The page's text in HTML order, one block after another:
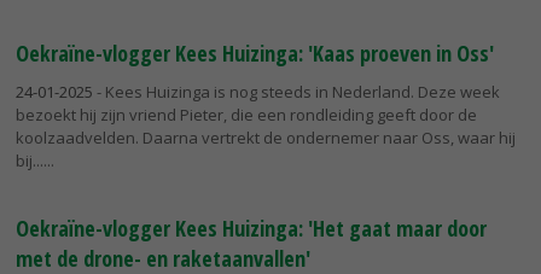
Oekraïne-vlogger Kees Huizinga: 'Kaas proeven in Oss'
24-01-2025 - Kees Huizinga is nog steeds in Nederland. Deze week
bezoekt hij zijn vriend Pieter, die een rondleiding geeft door de
koolzaadvelden. Daarna vertrekt de ondernemer naar Oss, waar hij
bij...
Oekraïne-vlogger Kees Huizinga: 'Het gaat maar door
met de drone- en raketaanvallen'